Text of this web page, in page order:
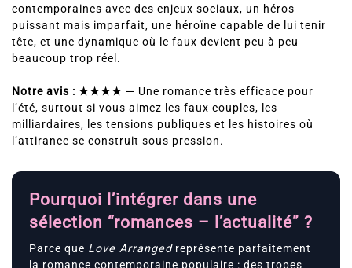
contemporaines avec des enjeux sociaux, un héros
puissant mais imparfait, une héroïne capable de lui tenir
tête, et une dynamique où le faux devient peu à peu
beaucoup trop réel.
Notre avis : ★★★★ — Une romance très efficace pour
l’été, surtout si vous aimez les faux couples, les
milliardaires, les tensions publiques et les histoires où
l’attirance se construit sous pression.
Pourquoi l’intégrer dans une
sélection “romances – l’actualité” ?
Parce que Love Arrangedreprésente parfaitement